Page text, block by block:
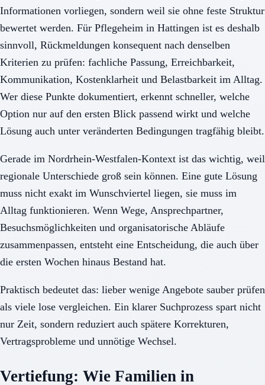
Informationen vorliegen, sondern weil sie ohne feste Struktur
bewertet werden. Für Pflegeheim in Hattingen ist es deshalb
sinnvoll, Rückmeldungen konsequent nach denselben
Kriterien zu prüfen: fachliche Passung, Erreichbarkeit,
Kommunikation, Kostenklarheit und Belastbarkeit im Alltag.
Wer diese Punkte dokumentiert, erkennt schneller, welche
Option nur auf den ersten Blick passend wirkt und welche
Lösung auch unter veränderten Bedingungen tragfähig bleibt.
Gerade im Nordrhein-Westfalen-Kontext ist das wichtig, weil
regionale Unterschiede groß sein können. Eine gute Lösung
muss nicht exakt im Wunschviertel liegen, sie muss im
Alltag funktionieren. Wenn Wege, Ansprechpartner,
Besuchsmöglichkeiten und organisatorische Abläufe
zusammenpassen, entsteht eine Entscheidung, die auch über
die ersten Wochen hinaus Bestand hat.
Praktisch bedeutet das: lieber wenige Angebote sauber prüfen
als viele lose vergleichen. Ein klarer Suchprozess spart nicht
nur Zeit, sondern reduziert auch spätere Korrekturen,
Vertragsprobleme und unnötige Wechsel.
Vertiefung: Wie Familien in